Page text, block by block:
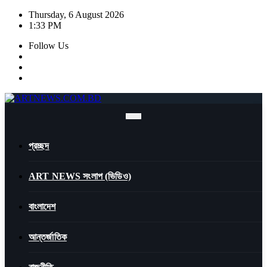
Skip
Thursday, 6 August 2026
1:33 PM
Follow Us
প্রচ্ছদ
ART NEWS সংলাপ (ভিডিও)
বাংলাদেশ
আন্তর্জাতিক